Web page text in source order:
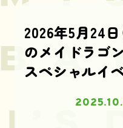
2026年5月24日
のメイドラゴ
スペシャルイ